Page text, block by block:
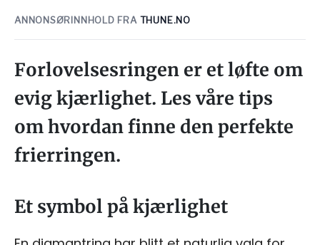
ANNONSØRINNHOLD FRA THUNE.NO
Forlovelsesringen er et løfte om
evig kjærlighet. Les våre tips
om hvordan finne den perfekte
frierringen.
Et symbol på kjærlighet